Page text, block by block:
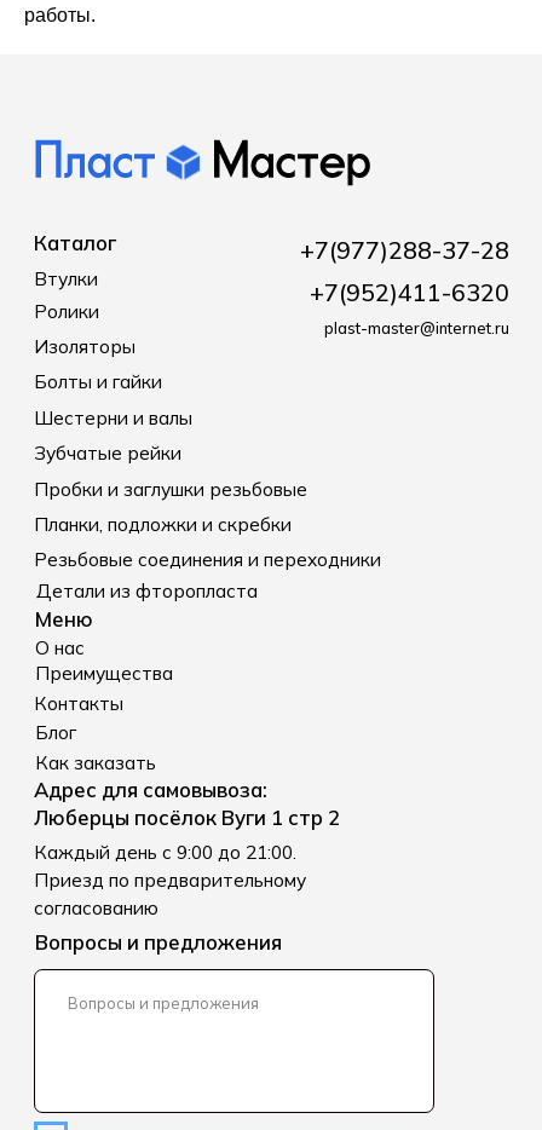
работы.